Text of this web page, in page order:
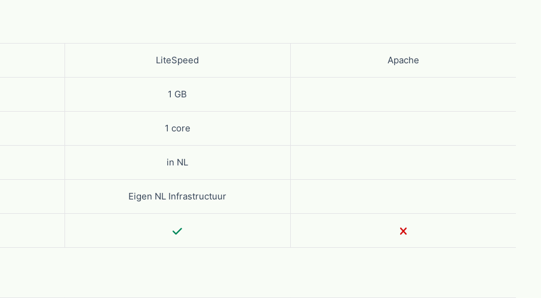
LiteSpeed Apache
1 GB
1 core
in NL
Eigen NL Infrastructuur